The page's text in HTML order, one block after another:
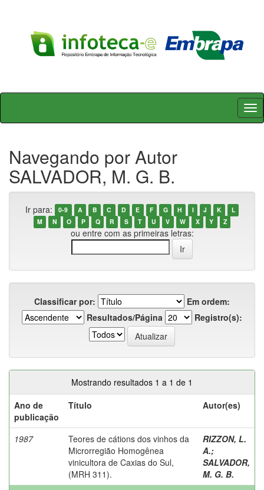
Skip
Navegando por Autor
SALVADOR, M. G. B.
Ir para: 0-9 A B C D E F G H I J K
L
M
N O P Q R S T U V W X Y Z
ou entre com as primeiras letras:
Classificar por:
Em ordem:
Resultados/Página
Registro(s):
Mostrando resultados 1 a 1 de 1
Ano de
publicação
Título Autor(es)
1987
Teores de cátions dos vinhos da
Microrregião Homogênea
vinicultora de Caxias do Sul,
(MRH 311).
RIZZON, L.
A.;
SALVADOR,
M. G. B.